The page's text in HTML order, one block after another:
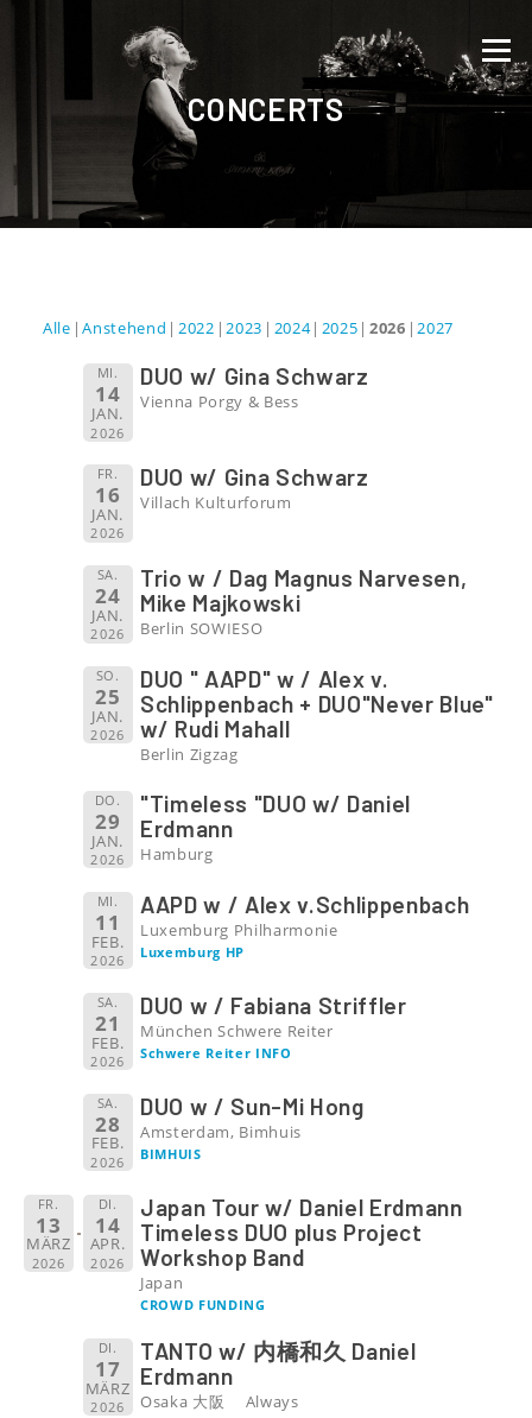
Menü
CONCERTS
Alle Anstehend 2022 2023 2024 2025 2026 2027
MI.
14
JAN.
2026
DUO w/ Gina Schwarz
Vienna Porgy & Bess
FR.
16
JAN.
2026
DUO w/ Gina Schwarz
Villach Kulturforum
SA.
24
JAN.
2026
Trio w / Dag Magnus Narvesen,
Mike Majkowski
Berlin SOWIESO
SO.
25
JAN.
2026
DUO " AAPD" w / Alex v.
Schlippenbach + DUO"Never Blue"
w/ Rudi Mahall
Berlin Zigzag
DO.
29
JAN.
2026
"Timeless "DUO w/ Daniel
Erdmann
Hamburg
MI.
11
FEB.
2026
AAPD w / Alex v.Schlippenbach
Luxemburg Philharmonie
Luxemburg HP
SA.
21
FEB.
2026
DUO w / Fabiana Striffler
München Schwere Reiter
Schwere Reiter INFO
SA.
28
FEB.
2026
DUO w / Sun-Mi Hong
Amsterdam, Bimhuis
BIMHUIS
FR.
13
MÄRZ
2026
DI.
14
APR.
2026
Japan Tour w/ Daniel Erdmann
Timeless DUO plus Project
Workshop Band
Japan
CROWD FUNDING
DI.
17
MÄRZ
2026
TANTO w/ 内橋和久 Daniel
Erdmann
Osaka 大阪 Always